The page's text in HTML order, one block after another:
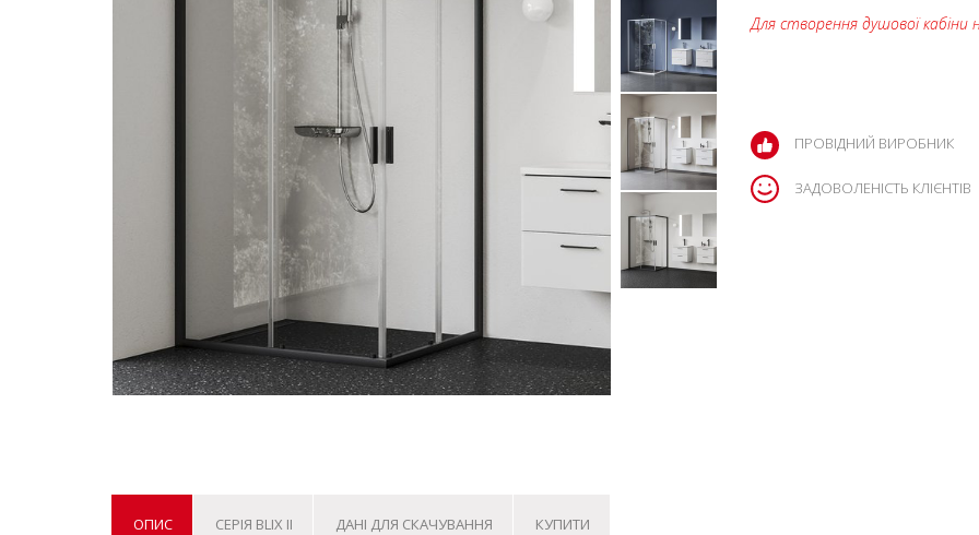
Для створення душової кабіни
ПРОВІДНИЙ ВИРОБНИК
ЗАДОВОЛЕНІСТЬ КЛІЄНТІВ
ОПИС СЕРІЯ BLIX II ДАНІ ДЛЯ СКАЧУВАННЯ КУПИТИ